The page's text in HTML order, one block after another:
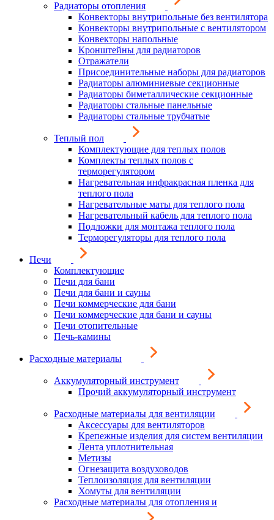
Радиаторы отопления
Конвекторы внутрипольные без вентилятора
Конвекторы внутрипольные с вентилятором
Конвекторы напольные
Кронштейны для радиаторов
Отражатели
Присоединительные наборы для радиаторов
Радиаторы алюминиевые секционные
Радиаторы биметаллические секционные
Радиаторы стальные панельные
Радиаторы стальные трубчатые
Теплый пол
Комплектующие для теплых полов
Комплекты теплых полов с
терморегулятором
Нагревательная инфракрасная пленка для
теплого пола
Нагревательные маты для теплого пола
Нагревательный кабель для теплого пола
Подложки для монтажа теплого пола
Терморегуляторы для теплого пола
Печи
Комплектующие
Печи для бани
Печи для бани и сауны
Печи коммерческие для бани
Печи коммерческие для бани и сауны
Печи отопительные
Печь-камины
Расходные материалы
Аккумуляторный инструмент
Прочий аккумуляторный инструмент
Расходные материалы для вентиляции
Аксессуары для вентиляторов
Крепежные изделия для систем вентиляции
Лента уплотнительная
Метизы
Огнезащита воздуховодов
Теплоизоляция для вентиляции
Хомуты для вентиляции
Расходные материалы для отопления и